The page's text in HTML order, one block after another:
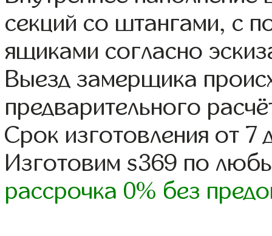
секций со штангами, с
ящиками согласно
Выезд замерщика
предварительного
Срок изготовления от 7
Изготовим s369 по
рассрочка 0% без